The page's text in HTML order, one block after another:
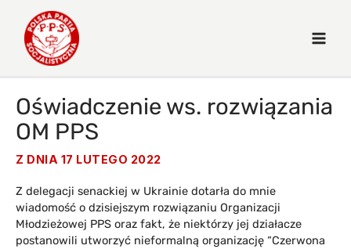
Oświadczenie ws. rozwiązania
OM PPS
Z DNIA 17 LUTEGO 2022
Z delegacji senackiej w Ukrainie dotarła do mnie
wiadomość o dzisiejszym rozwiązaniu Organizacji
Młodzieżowej PPS oraz fakt, że niektórzy jej działacze
postanowili utworzyć nieformalną organizację “Czerwona